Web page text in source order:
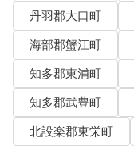
丹羽郡大口町
海部郡蟹江町
知多郡東浦町
知多郡武豊町
北設楽郡東栄町